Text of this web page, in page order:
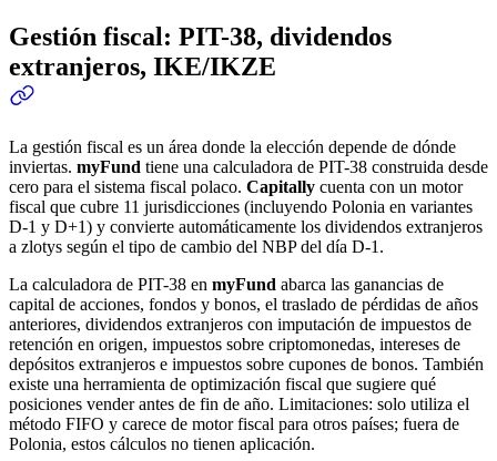
Gestión fiscal: PIT-38, dividendos
extranjeros, IKE/IKZE
La gestión fiscal es un área donde la elección depende de dónde
inviertas. myFund tiene una calculadora de PIT-38 construida desde
cero para el sistema fiscal polaco. Capitally cuenta con un motor
fiscal que cubre 11 jurisdicciones (incluyendo Polonia en variantes
D-1 y D+1) y convierte automáticamente los dividendos extranjeros
a zlotys según el tipo de cambio del NBP del día D-1.
La calculadora de PIT-38 en myFund abarca las ganancias de
capital de acciones, fondos y bonos, el traslado de pérdidas de años
anteriores, dividendos extranjeros con imputación de impuestos de
retención en origen, impuestos sobre criptomonedas, intereses de
depósitos extranjeros e impuestos sobre cupones de bonos. También
existe una herramienta de optimización fiscal que sugiere qué
posiciones vender antes de fin de año. Limitaciones: solo utiliza el
método FIFO y carece de motor fiscal para otros países; fuera de
Polonia, estos cálculos no tienen aplicación.